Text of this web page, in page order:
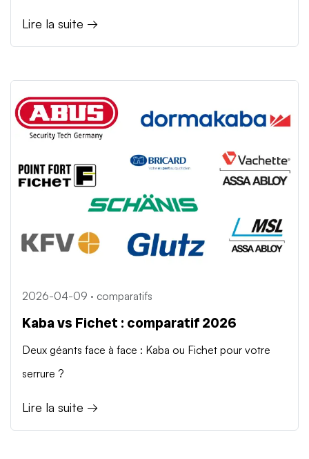
Lire la suite →
2026-04-09 · comparatifs
Kaba vs Fichet : comparatif 2026
Deux géants face à face : Kaba ou Fichet pour votre
serrure ?
Lire la suite →